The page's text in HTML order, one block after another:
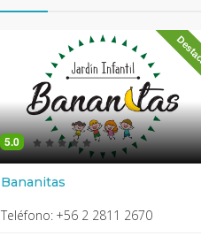
5.0
Bananitas
Teléfono: +56 2 2811 2670